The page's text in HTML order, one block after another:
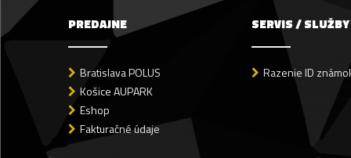
PREDAJNE
Bratislava POLUS
Košice AUPARK
Eshop
Fakturačné údaje
SERVIS / SLUŽBY
Razenie ID